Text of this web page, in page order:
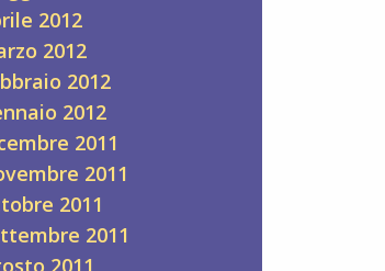
2012
2012
2012
2012
2011
2011
2011
2011
2011